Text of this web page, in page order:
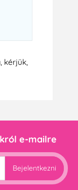
kérjük,
e-mailre
Bejelentkezni